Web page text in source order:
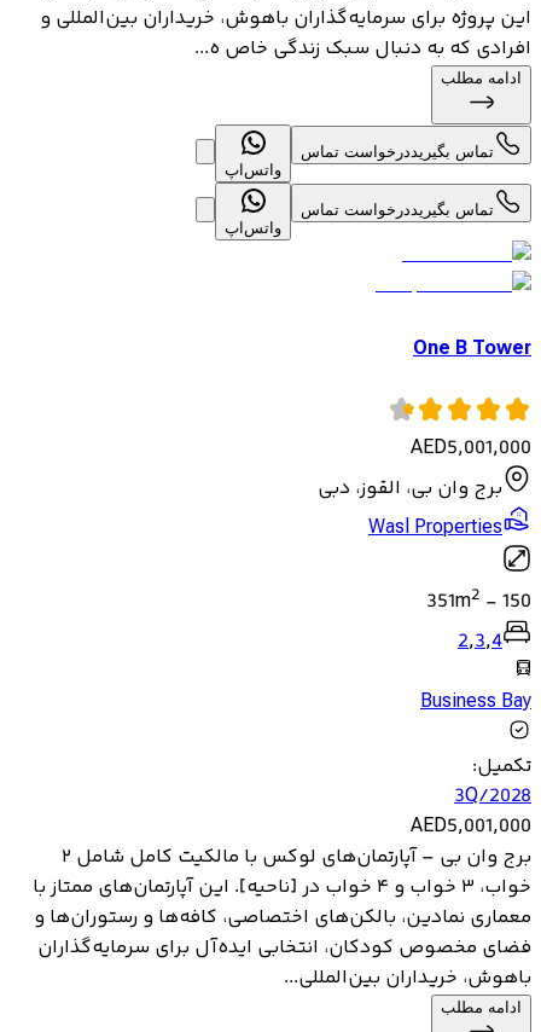
این پروژه برای سرمایه‌گذاران باهوش، خریداران بین‌المللی و
افرادی که به دنبال سبک زندگی خاص ه...
ادامه مطلب
تماس بگیریددرخواست تماس
واتس‌اپ
تماس بگیریددرخواست تماس
واتس‌اپ
One B Tower
AED5,001,000
برج وان بی، القوز، دبی
Wasl Properties
150
-
351m2
2,3,4
Business Bay
تکمیل:
3Q/2028
AED5,001,000
برج وان بی – آپارتمان‌های لوکس با مالکیت کامل شامل ۲
خواب، ۳ خواب و ۴ خواب در [ناحیه]. این آپارتمان‌های ممتاز با
معماری نمادین، بالکن‌های اختصاصی، کافه‌ها و رستوران‌ها و
فضای مخصوص کودکان، انتخابی ایده‌آل برای سرمایه‌گذاران
باهوش، خریداران بین‌المللی...
ادامه مطلب